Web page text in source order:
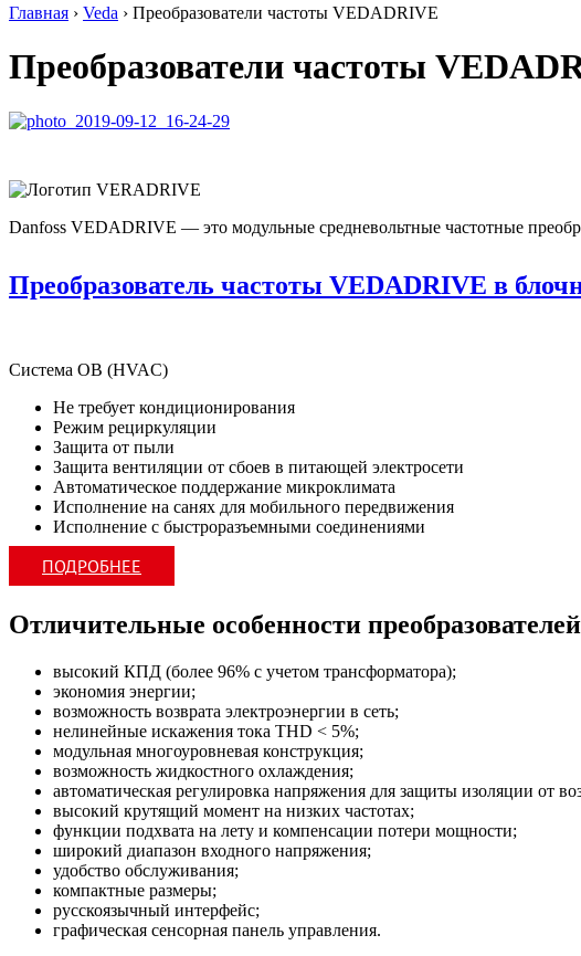
Главная › Veda › Преобразователи частоты VEDADRIVE
Преобразователи частоты
Danfoss VEDADRIVE — это модульные средневольтные частотные
Преобразователь частоты VEDADRIVE в
Система ОВ (HVAC)
Не требует кондиционирования
Режим рециркуляции
Защита от пыли
Защита вентиляции от сбоев в питающей электросети
Автоматическое поддержание микроклимата
Исполнение на санях для мобильного передвижения
Исполнение с быстроразъемными соединениями
ПОДРОБНЕЕ
Отличительные особенности
высокий КПД (более 96% с учетом трансформатора);
экономия энергии;
возможность возврата электроэнергии в сеть;
нелинейные искажения тока THD < 5%;
модульная многоуровневая конструкция;
возможность жидкостного охлаждения;
автоматическая регулировка напряжения для защиты изоляции от
высокий крутящий момент на низких частотах;
функции подхвата на лету и компенсации потери мощности;
широкий диапазон входного напряжения;
удобство обслуживания;
компактные размеры;
русскоязычный интерфейс;
графическая сенсорная панель управления.